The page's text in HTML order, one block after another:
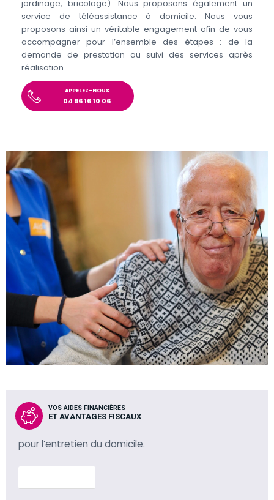
jardinage, bricolage). Nous proposons également un
service de téléassistance à domicile. Nous vous
proposons ainsi un véritable engagement afin de vous
accompagner pour l’ensemble des étapes : de la
demande de prestation au suivi des services après
réalisation.
APPELEZ-NOUS
04 96 16 10 06
VOS AIDES FINANCIÈRES
ET AVANTAGES FISCAUX
pour l’entretien du domicile.